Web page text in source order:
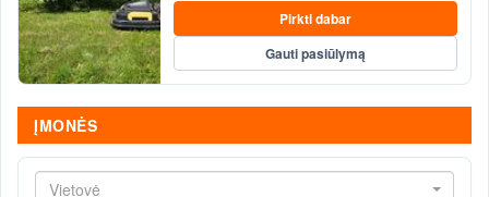
Pirkti dabar
Gauti pasiūlymą
ĮMONĖS
Vietovė